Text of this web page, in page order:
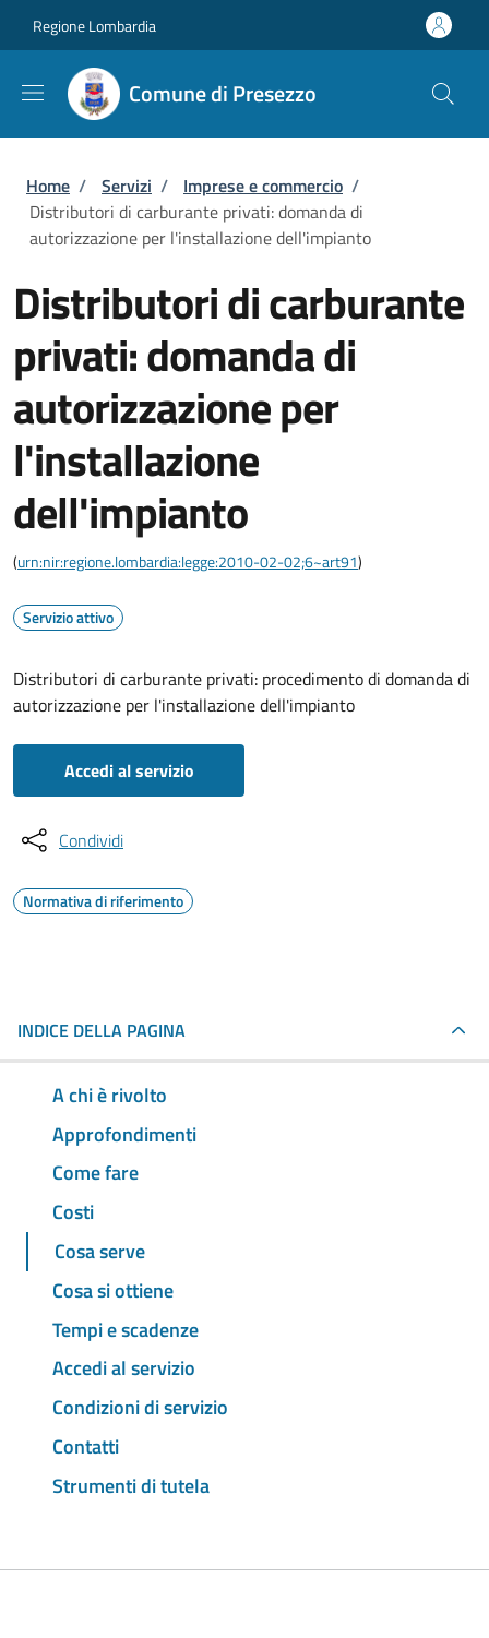
Regione Lombardia
Comune di Presezzo
Briciole di pane
Home / Servizi / Imprese e commercio /
Distributori di carburante privati: domanda di
autorizzazione per l'installazione dell'impianto
Distributori di carburante
privati: domanda di
autorizzazione per
l'installazione
dell'impianto
(urn:nir:regione.lombardia:legge:2010-02-02;6~art91)
Servizio attivo
Distributori di carburante privati: procedimento di domanda di
autorizzazione per l'installazione dell'impianto
Accedi al servizio
Condividi
Normativa di riferimento
INDICE DELLA PAGINA
A chi è rivolto
Approfondimenti
Come fare
Costi
Cosa serve
Cosa si ottiene
Tempi e scadenze
Accedi al servizio
Condizioni di servizio
Contatti
Strumenti di tutela